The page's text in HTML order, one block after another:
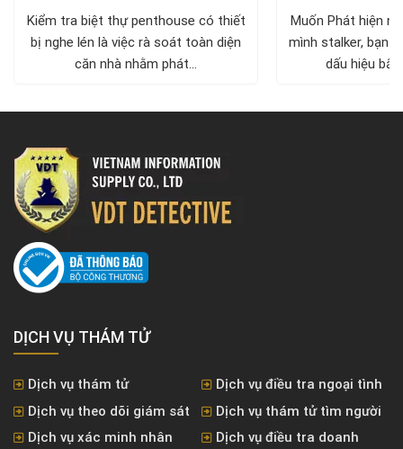
diện, trả lại không gian riêng tư
Kiểm tra biệt thự penthouse có thiết
bị nghe lén là việc rà soát toàn diện
căn nhà nhằm phát...
Muốn Phát hiện
mình stalker, bạn
dấu hiệu bất
DỊCH VỤ THÁM TỬ
Dịch vụ thám tử
Dịch vụ điều tra ngoại tình
Dịch vụ theo dõi giám sát
Dịch vụ thám tử tìm người
Dịch vụ xác minh nhân
Dịch vụ điều tra doanh